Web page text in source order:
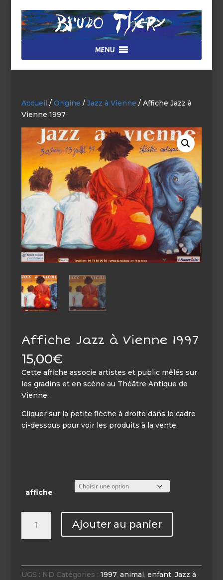
MENU
Accueil / Origine / Jazz à Vienne / Affiche Jazz à
Vienne 1997
Affiche Jazz à Vienne 1997
15,00€
Cette affiche associe artistes et public mêlés sur
les gradins et en scène au Théâtre Antique de
Vienne.
Cliquer sur la petite flèche à droite dans le cadre
ci-dessous pour voir les produits à la vente.
affiche
Affiche
Vienne
Ajouter au panier
UGS : ND Catégories : 1997, animal, enfant, Jazz à